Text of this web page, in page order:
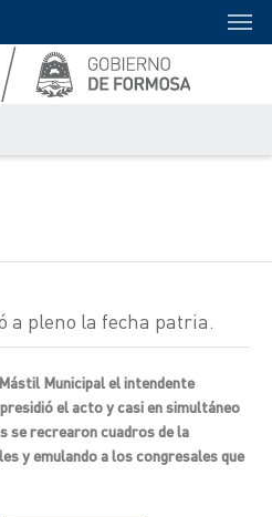
a pleno la fecha patria.
Municipal el intendente
el acto y casi en simultáneo
se recrearon cuadros de la
y emulando a los congresales que